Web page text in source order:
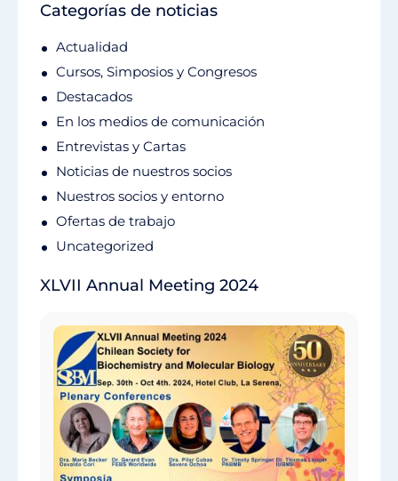
Categorías de noticias
Actualidad
Cursos, Simposios y Congresos
Destacados
En los medios de comunicación
Entrevistas y Cartas
Noticias de nuestros socios
Nuestros socios y entorno
Ofertas de trabajo
Uncategorized
XLVII Annual Meeting 2024